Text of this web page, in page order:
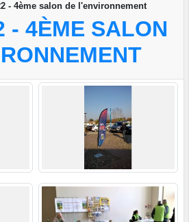
- 4ème salon de l'environnement
- 4ÈME SALON